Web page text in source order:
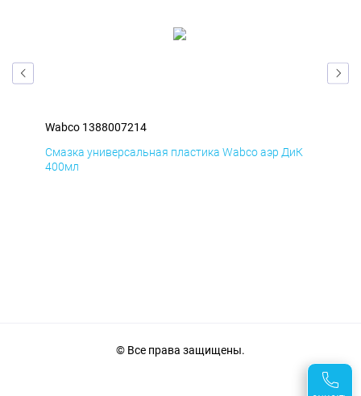
Wabco 1388007214
Смазка универсальная пластика Wabco аэр ДиК
400мл
© Все права защищены.